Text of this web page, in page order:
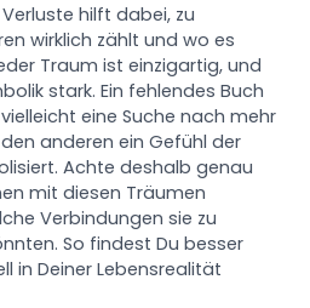
hilft dabei, zu
wirklich zählt und wo es
Traum ist einzigartig, und
stark. Ein fehlendes Buch
eine Suche nach mehr
anderen ein Gefühl der
Achte deshalb genau
mit diesen Träumen
Verbindungen sie zu
So findest Du besser
in Deiner Lebensrealität